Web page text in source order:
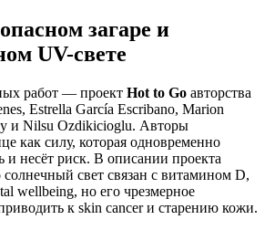
загаре и
UV-свете
работ — проект Hot to Go авторства
Estrella García Escribano, Marion
и Nilsu Ozdikicioglu. Авторы
как силу, которая одновременно
и несёт риск. В описании проекта
солнечный свет связан с витамином D,
wellbeing, но его чрезмерное
к skin cancer и старению кожи.